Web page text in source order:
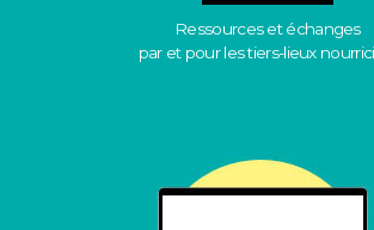
Ressources et échanges
par et pour les tiers-lieux